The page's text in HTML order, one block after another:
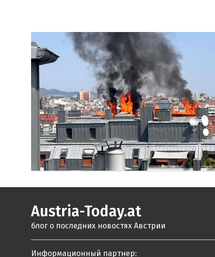
Austria-Today.at
блог о последних новостях Австрии
Информационный партнер: